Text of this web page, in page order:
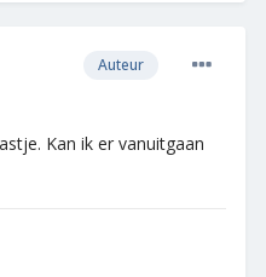
Auteur
Kan ik er vanuitgaan